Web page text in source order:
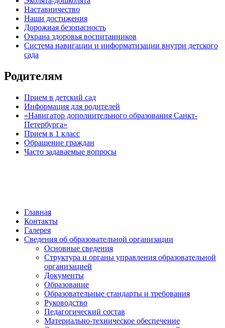
Наставничество
Наши достижения
Дорожная безопасность
Охрана здоровья воспитанников
Система навигации и информатизации внутри детского
сада
Родителям
Прием в детский сад
Информация для родителей
«Навигатор дополнительного образования Санкт-
Петербурга»
Прием в 1 класс
Обращение граждан
Часто задаваемые вопросы
Главная
Контакты
Галерея
Сведения об образовательной организации
Основные сведения
Структура и органы управления образовательной
организацией
Документы
Образование
Образовательные стандарты и требования
Руководство
Педагогический состав
Материально-техническое обеспечение